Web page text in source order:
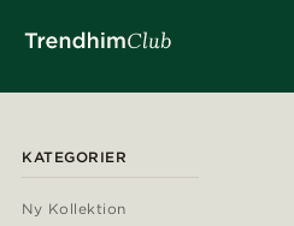
KATEGORIER
Ny Kollektion